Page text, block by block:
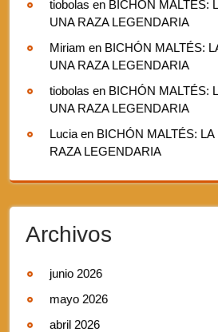
tiobolas en BICHÓN MALTÉS:
UNA RAZA LEGENDARIA
Miriam en BICHÓN MALTÉS:
UNA RAZA LEGENDARIA
tiobolas en BICHÓN MALTÉS:
UNA RAZA LEGENDARIA
Lucia en BICHÓN MALTÉS:
RAZA LEGENDARIA
Archivos
junio 2026
mayo 2026
abril 2026